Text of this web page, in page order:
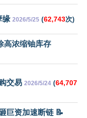
缘 2026/5/25 (62,743次)
高浓缩铀库存
交易 2026/5/24 (64,707
巨资加速断链 📝